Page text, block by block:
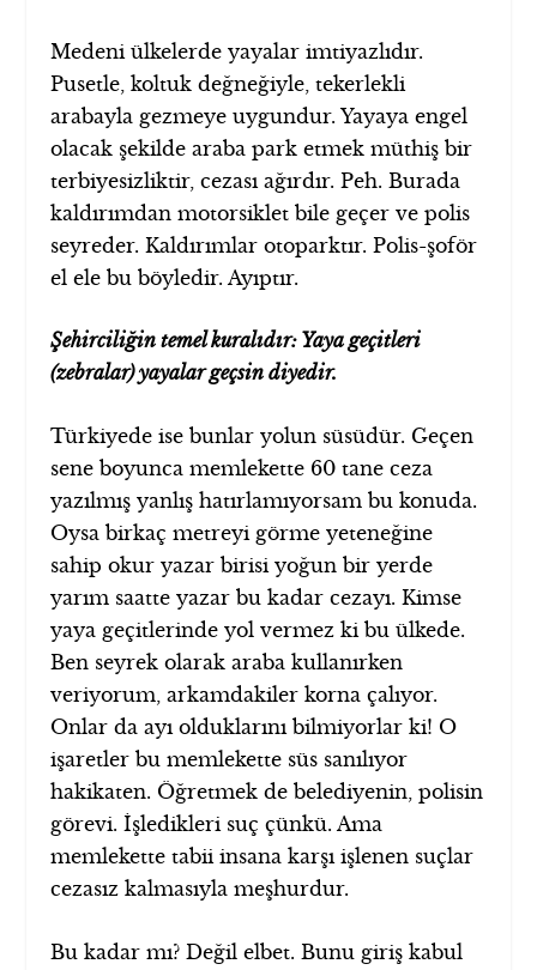
Medeni ülkelerde yayalar imtiyazlıdır.
Pusetle, koltuk değneğiyle, tekerlekli
arabayla gezmeye uygundur. Yayaya engel
olacak şekilde araba park etmek müthiş bir
terbiyesizliktir, cezası ağırdır. Peh. Burada
kaldırımdan motorsiklet bile geçer ve polis
seyreder. Kaldırımlar otoparktır. Polis-şoför
el ele bu böyledir. Ayıptır.
Şehirciliğin temel kuralıdır: Yaya geçitleri
(zebralar) yayalar geçsin diyedir.
Türkiyede ise bunlar yolun süsüdür. Geçen
sene boyunca memlekette 60 tane ceza
yazılmış yanlış hatırlamıyorsam bu konuda.
Oysa birkaç metreyi görme yeteneğine
sahip okur yazar birisi yoğun bir yerde
yarım saatte yazar bu kadar cezayı. Kimse
yaya geçitlerinde yol vermez ki bu ülkede.
Ben seyrek olarak araba kullanırken
veriyorum, arkamdakiler korna çalıyor.
Onlar da ayı olduklarını bilmiyorlar ki! O
işaretler bu memlekette süs sanılıyor
hakikaten. Öğretmek de belediyenin, polisin
görevi. İşledikleri suç çünkü. Ama
memlekette tabii insana karşı işlenen suçlar
cezasız kalmasıyla meşhurdur.
Bu kadar mı? Değil elbet. Bunu giriş kabul